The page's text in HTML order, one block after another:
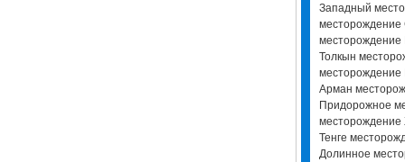
Западный
месторождение
месторождение
Толкын
месторождение
Арман
Придорожное
месторождение
Тенге
Долинное